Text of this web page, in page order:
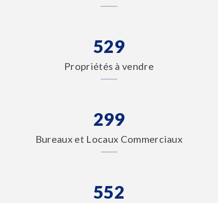
529
Propriétés à vendre
299
Bureaux et Locaux Commerciaux
552